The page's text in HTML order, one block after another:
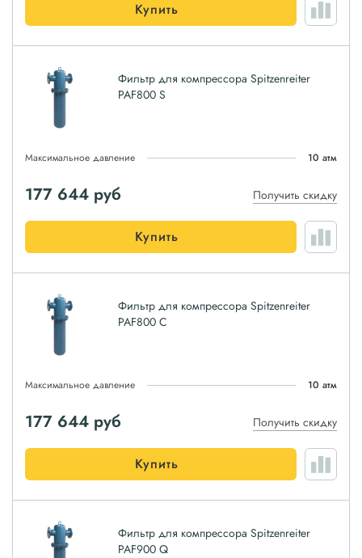
Купить
Фильтр для компрессора Spitzenreiter
PAF800 S
Максимальное давление 10 атм
177 644 руб Получить скидку
Купить
Фильтр для компрессора Spitzenreiter
PAF800 C
Максимальное давление 10 атм
177 644 руб Получить скидку
Купить
Фильтр для компрессора Spitzenreiter
PAF900 Q